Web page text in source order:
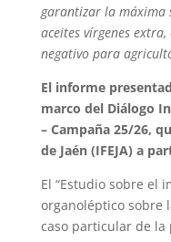
garantizar la máxima
aceites vírgenes
negativo para
El informe
marco del Diálogo
– Campaña 25/26,
de Jaén (IFEJA) a
El “Estudio sobre el
organoléptico sobre
caso particular de la